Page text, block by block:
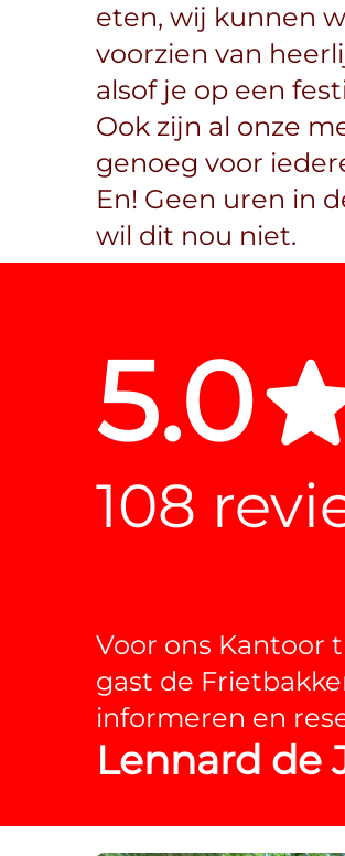
eten, wij kunnen
voorzien van
alsof je op een
Ook zijn al onze
genoeg voor
En! Geen uren in
wil dit nou niet.
5.0
108
Voor ons Kantoor
gast de
informeren en
Lennard de